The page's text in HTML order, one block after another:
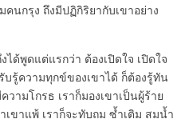
คนกรุง ถึงมีปฏิกิริยากับเขาอย่าง
ด้พูดแต่แรกว่า ต้องเปิดใจ เปิดใจ
บรู้ความทุกข์ของเขาได้ ก็ต้องรู้ทัน
ามโกรธ เราก็มองเขาเป็นผู้ร้าย
ขาแพ้ เราก็จะทับถม ซ้ำเติม สมน้ำ